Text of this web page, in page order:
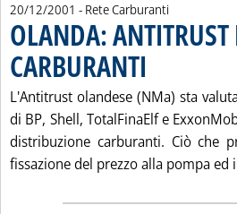
20/12/2001 - Rete Carburanti
OLANDA: ANTITRUST
CARBURANTI
L'Antitrust olandese (NMa) sta
di BP, Shell, TotalFinaElf e
distribuzione carburanti. Ciò che
fissazione del prezzo alla pompa ed